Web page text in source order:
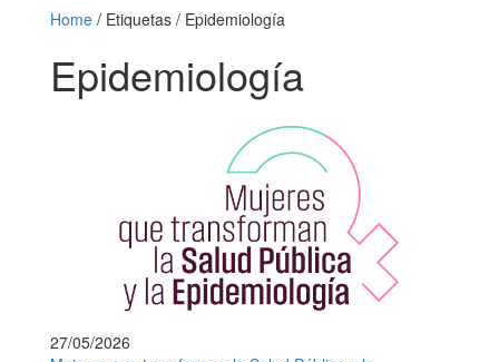
Home / Etiquetas / Epidemiología
Epidemiología
27/05/2026